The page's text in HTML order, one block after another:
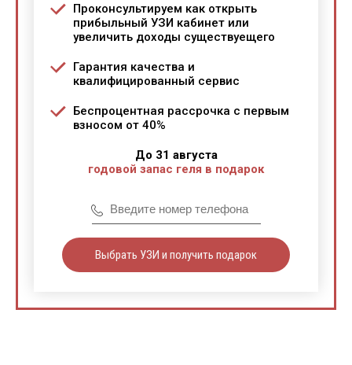
Проконсультируем как открыть
прибыльный УЗИ кабинет или
увеличить доходы существуещего
Гарантия качества и
квалифицированный сервис
Беспроцентная рассрочка с первым
взносом от 40%
До 31 августа
годовой запас геля в подарок
Выбрать УЗИ и получить подарок